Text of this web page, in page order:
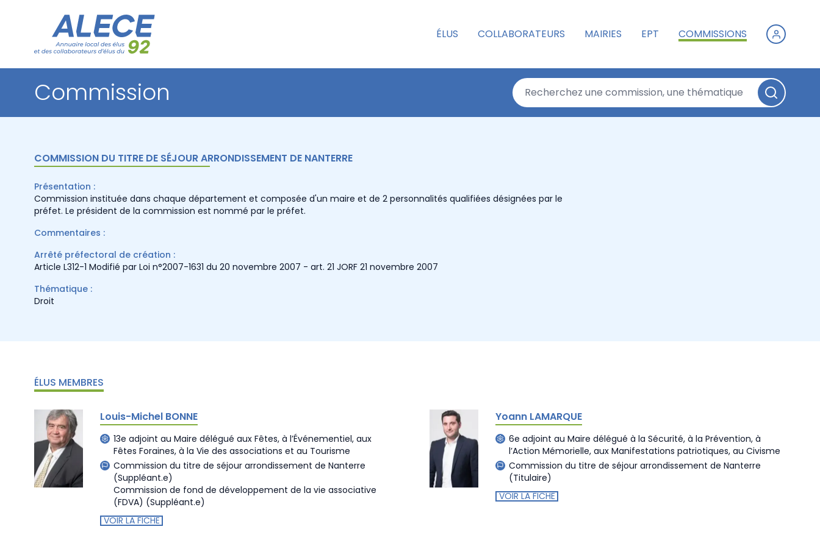
ÉLUS COLLABORATEURS MAIRIES EPT COMMISSIONS
Commission
COMMISSION DU TITRE DE SÉJOUR ARRONDISSEMENT DE NANTERRE
Présentation :
Commission instituée dans chaque département et composée d'un maire et de 2 personnalités qualifiées désignées par le
préfet. Le président de la commission est nommé par le préfet.
Commentaires :
Arrêté préfectoral de création :
Article L312-1 Modifié par Loi n°2007-1631 du 20 novembre 2007 - art. 21 JORF 21 novembre 2007
Thématique :
Droit
ÉLUS MEMBRES
Louis-Michel BONNE
13e adjoint au Maire délégué aux Fêtes, à l’Événementiel, aux
Fêtes Foraines, à la Vie des associations et au Tourisme
Commission du titre de séjour arrondissement de Nanterre
(Suppléant.e)
Commission de fond de développement de la vie associative
(FDVA) (Suppléant.e)
VOIR LA FICHE
Yoann LAMARQUE
6e adjoint au Maire délégué à la Sécurité, à la Prévention, à
l’Action Mémorielle, aux Manifestations patriotiques, au Civisme
Commission du titre de séjour arrondissement de Nanterre
(Titulaire)
VOIR LA FICHE